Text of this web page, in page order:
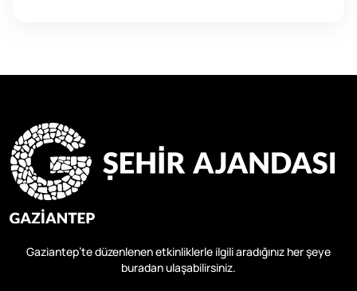
Gaziantep’te düzenlenen etkinliklerle ilgili aradığınız her şeye
buradan ulaşabilirsiniz.